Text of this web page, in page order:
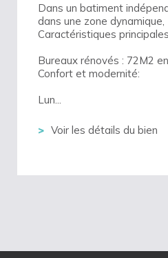
Dans un batiment
dans une zone dynamique,
Caractéristiques
Bureaux rénovés : 72M2
Confort et modernité:
Lun...
Voir les détails du bien